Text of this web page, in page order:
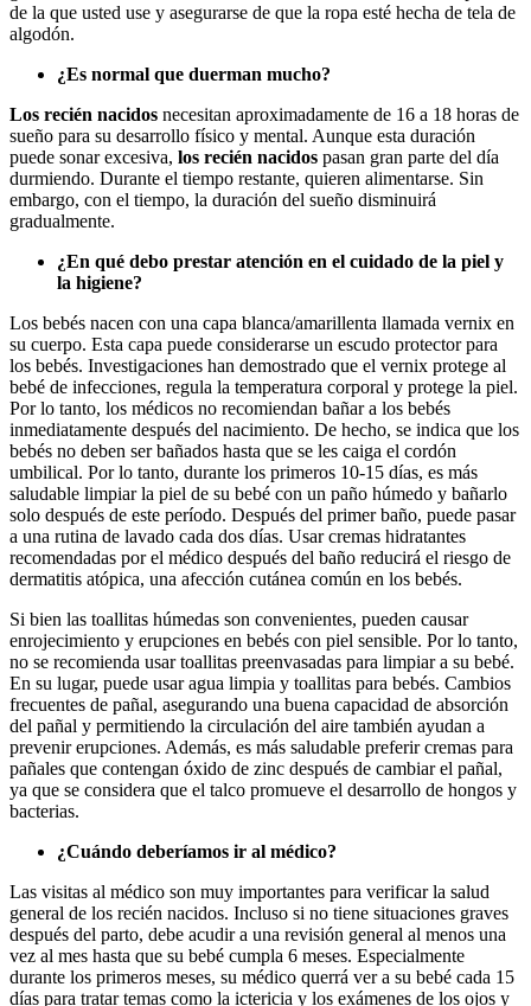
de la que usted use y asegurarse de que la ropa esté hecha de tela de
algodón.
¿Es normal que duerman mucho?
Los recién nacidos necesitan aproximadamente de 16 a 18 horas de
sueño para su desarrollo físico y mental. Aunque esta duración
puede sonar excesiva, los recién nacidos pasan gran parte del día
durmiendo. Durante el tiempo restante, quieren alimentarse. Sin
embargo, con el tiempo, la duración del sueño disminuirá
gradualmente.
¿En qué debo prestar atención en el cuidado de la piel y
la higiene?
Los bebés nacen con una capa blanca/amarillenta llamada vernix en
su cuerpo. Esta capa puede considerarse un escudo protector para
los bebés. Investigaciones han demostrado que el vernix protege al
bebé de infecciones, regula la temperatura corporal y protege la piel.
Por lo tanto, los médicos no recomiendan bañar a los bebés
inmediatamente después del nacimiento. De hecho, se indica que los
bebés no deben ser bañados hasta que se les caiga el cordón
umbilical. Por lo tanto, durante los primeros 10-15 días, es más
saludable limpiar la piel de su bebé con un paño húmedo y bañarlo
solo después de este período. Después del primer baño, puede pasar
a una rutina de lavado cada dos días. Usar cremas hidratantes
recomendadas por el médico después del baño reducirá el riesgo de
dermatitis atópica, una afección cutánea común en los bebés.
Si bien las toallitas húmedas son convenientes, pueden causar
enrojecimiento y erupciones en bebés con piel sensible. Por lo tanto,
no se recomienda usar toallitas preenvasadas para limpiar a su bebé.
En su lugar, puede usar agua limpia y toallitas para bebés. Cambios
frecuentes de pañal, asegurando una buena capacidad de absorción
del pañal y permitiendo la circulación del aire también ayudan a
prevenir erupciones. Además, es más saludable preferir cremas para
pañales que contengan óxido de zinc después de cambiar el pañal,
ya que se considera que el talco promueve el desarrollo de hongos y
bacterias.
¿Cuándo deberíamos ir al médico?
Las visitas al médico son muy importantes para verificar la salud
general de los recién nacidos. Incluso si no tiene situaciones graves
después del parto, debe acudir a una revisión general al menos una
vez al mes hasta que su bebé cumpla 6 meses. Especialmente
durante los primeros meses, su médico querrá ver a su bebé cada 15
días para tratar temas como la ictericia y los exámenes de los ojos y